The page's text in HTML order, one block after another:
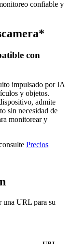
confiable y
con
impulsado por IA
y objetos.
admite
sin necesidad de
monitorear y
Precios
una URL para su